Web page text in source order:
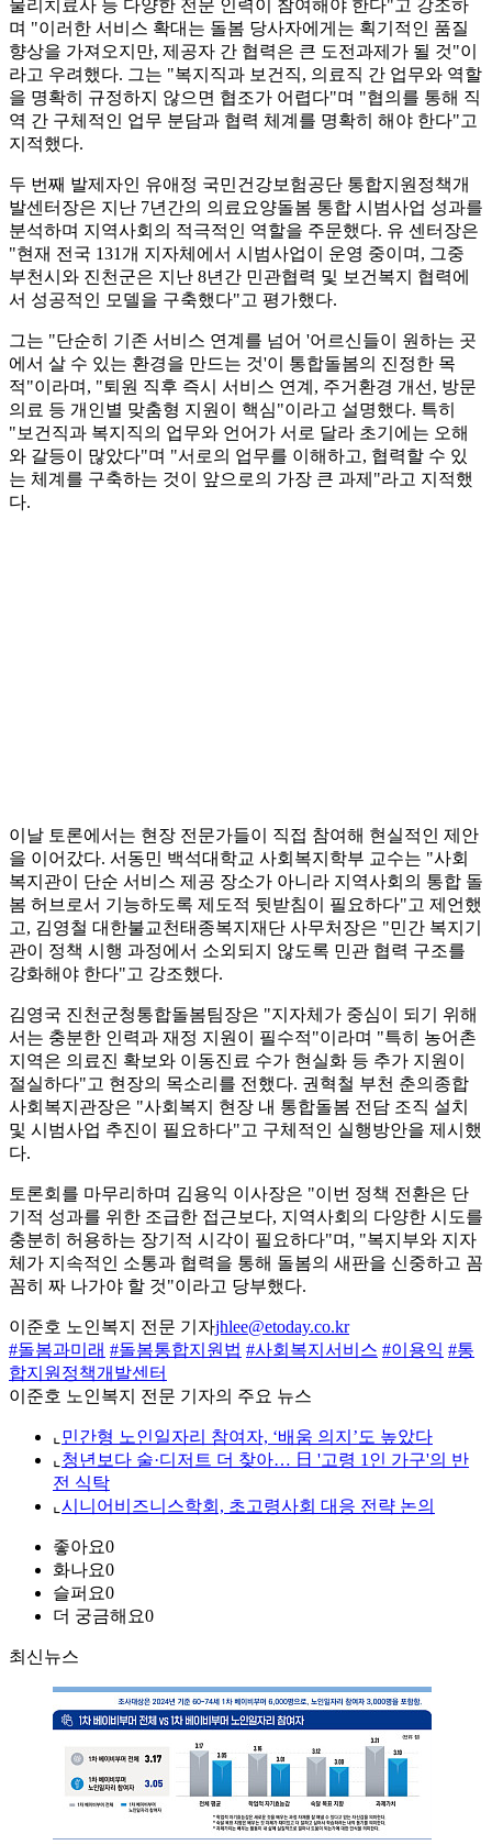
물리치료사 등 다양한 전문 인력이 참여해야 한다"고 강조하
며 "이러한 서비스 확대는 돌봄 당사자에게는 획기적인 품질
향상을 가져오지만, 제공자 간 협력은 큰 도전과제가 될 것"이
라고 우려했다. 그는 "복지직과 보건직, 의료직 간 업무와 역할
을 명확히 규정하지 않으면 협조가 어렵다"며 "협의를 통해 직
역 간 구체적인 업무 분담과 협력 체계를 명확히 해야 한다"고
지적했다.
두 번째 발제자인 유애정 국민건강보험공단 통합지원정책개
발센터장은 지난 7년간의 의료요양돌봄 통합 시범사업 성과를
분석하며 지역사회의 적극적인 역할을 주문했다. 유 센터장은
"현재 전국 131개 지자체에서 시범사업이 운영 중이며, 그중
부천시와 진천군은 지난 8년간 민관협력 및 보건복지 협력에
서 성공적인 모델을 구축했다"고 평가했다.
그는 "단순히 기존 서비스 연계를 넘어 '어르신들이 원하는 곳
에서 살 수 있는 환경을 만드는 것'이 통합돌봄의 진정한 목
적"이라며, "퇴원 직후 즉시 서비스 연계, 주거환경 개선, 방문
의료 등 개인별 맞춤형 지원이 핵심"이라고 설명했다. 특히
"보건직과 복지직의 업무와 언어가 서로 달라 초기에는 오해
와 갈등이 많았다"며 "서로의 업무를 이해하고, 협력할 수 있
는 체계를 구축하는 것이 앞으로의 가장 큰 과제"라고 지적했
다.
이날 토론에서는 현장 전문가들이 직접 참여해 현실적인 제안
을 이어갔다. 서동민 백석대학교 사회복지학부 교수는 "사회
복지관이 단순 서비스 제공 장소가 아니라 지역사회의 통합 돌
봄 허브로서 기능하도록 제도적 뒷받침이 필요하다"고 제언했
고, 김영철 대한불교천태종복지재단 사무처장은 "민간 복지기
관이 정책 시행 과정에서 소외되지 않도록 민관 협력 구조를
강화해야 한다"고 강조했다.
김영국 진천군청통합돌봄팀장은 "지자체가 중심이 되기 위해
서는 충분한 인력과 재정 지원이 필수적"이라며 "특히 농어촌
지역은 의료진 확보와 이동진료 수가 현실화 등 추가 지원이
절실하다"고 현장의 목소리를 전했다. 권혁철 부천 춘의종합
사회복지관장은 "사회복지 현장 내 통합돌봄 전담 조직 설치
및 시범사업 추진이 필요하다"고 구체적인 실행방안을 제시했
다.
토론회를 마무리하며 김용익 이사장은 "이번 정책 전환은 단
기적 성과를 위한 조급한 접근보다, 지역사회의 다양한 시도를
충분히 허용하는 장기적 시각이 필요하다"며, "복지부와 지자
체가 지속적인 소통과 협력을 통해 돌봄의 새판을 신중하고 꼼
꼼히 짜 나가야 할 것"이라고 당부했다.
이준호 노인복지 전문 기자jhlee@etoday.co.kr
#돌봄과미래 #돌봄통합지원법 #사회복지서비스 #이용익 #통
합지원정책개발센터
이준호 노인복지 전문 기자의 주요 뉴스
⌞ 민간형 노인일자리 참여자, ‘배움 의지’도 높았다
⌞ 청년보다 술·디저트 더 찾아… 日 '고령 1인 가구'의 반
전 식탁
⌞ 시니어비즈니스학회, 초고령사회 대응 전략 논의
좋아요0
화나요0
슬퍼요0
더 궁금해요0
최신뉴스